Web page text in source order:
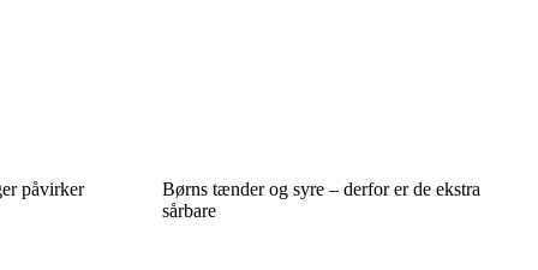
påvirker
Børns tænder og syre – derfor er de ekstra
sårbare